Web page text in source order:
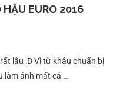
EURO 2016
lâu :D Vì từ khâu chuẩn bị
làm ảnh mất cả …